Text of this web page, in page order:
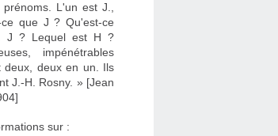
L'un est J.,
que J ? Qu'est-ce
J ? Lequel est H ?
impénétrables
deux, deux en un. Ils
J.-H. Rosny. » [Jean
sur :